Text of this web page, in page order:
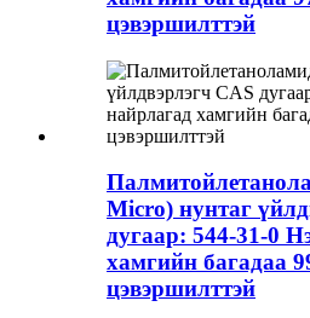
цэвэршилттэй
Micro) нунтаг
дугаар: 544-31-0
хамгийн багадаа
цэвэршилттэй